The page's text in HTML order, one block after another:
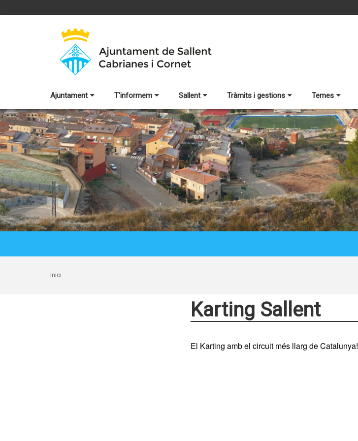
Ajuntament T'informem Sallent Tràmits i gestions Temes
Inici
Karting Sallent
El Karting amb el circuit més llarg de Catalunya!